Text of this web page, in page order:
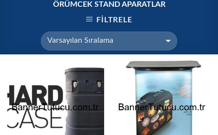
ÖRÜMCEK STAND APARATLAR
FILTRELE